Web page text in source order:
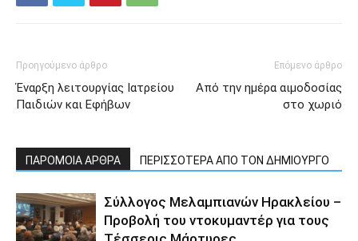
Προηγούμενο άρθρο
Έναρξη λειτουργίας Ιατρείου
Παιδιών και Εφήβων
Επόμενο άρθρο
Από την ημέρα αιμοδοσίας
στο χωριό
ΠΑΡΟΜΟΙΑ ΑΡΘΡΑ ΠΕΡΙΣΣΟΤΕΡΑ ΑΠΟ ΤΟΝ ΔΗΜΙΟΥΡΓΟ
Σύλλογος Μελαμπιανών Ηρακλείου –
Προβολή του ντοκυμαντέρ για τους